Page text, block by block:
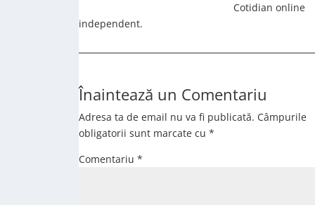
Cotidian online
independent.
Înaintează un Comentariu
Adresa ta de email nu va fi publicată. Câmpurile
obligatorii sunt marcate cu *
Comentariu *